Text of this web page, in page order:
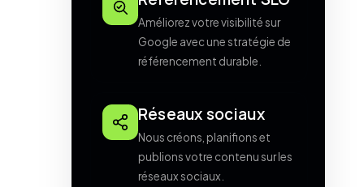
Améliorez votre visibilité sur
Google avec une stratégie de
référencement durable.
Réseaux sociaux
Nous créons, planifions et
publions votre contenu sur les
réseaux sociaux.